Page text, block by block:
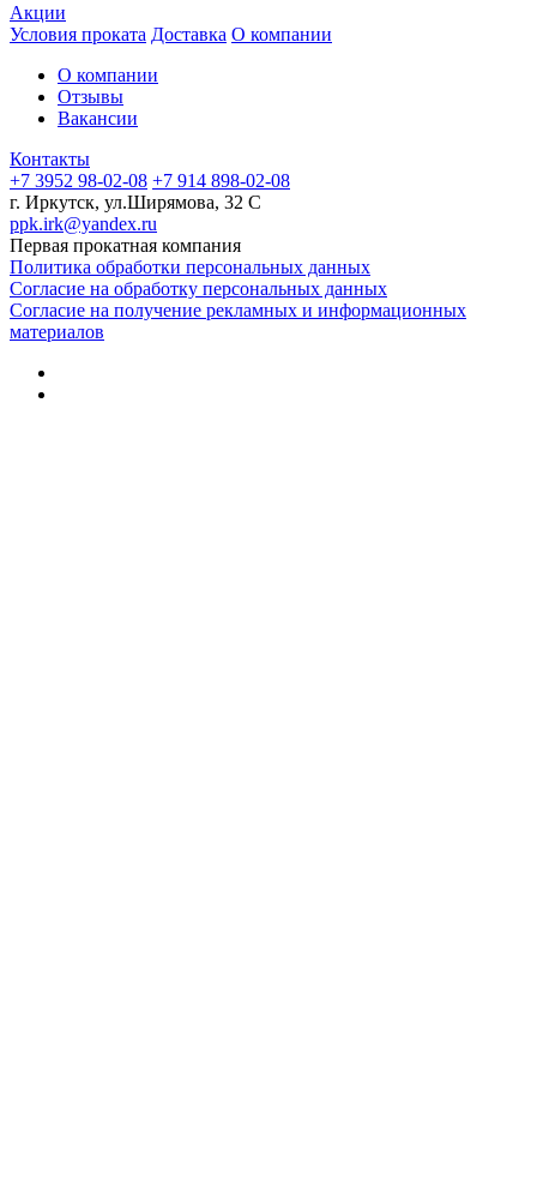
Акции
Условия проката Доставка О компании
О компании
Отзывы
Вакансии
Контакты
+7 3952 98-02-08 +7 914 898-02-08
г. Иркутск, ул.Ширямова, 32 С
ppk.irk@yandex.ru
Первая прокатная компания
Политика обработки персональных данных
Согласие на обработку персональных данных
Согласие на получение рекламных и информационных
материалов